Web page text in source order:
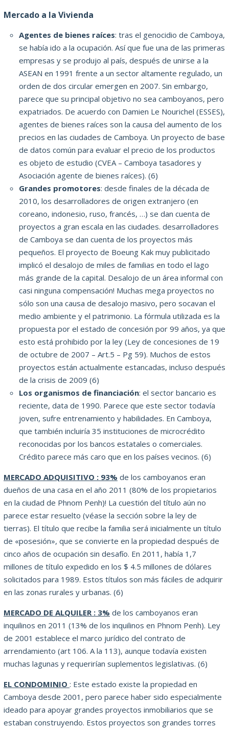
Mercado a la Vivienda
Agentes de bienes raíces: tras el genocidio de Camboya,
se había ido a la ocupación. Así que fue una de las primeras
empresas y se produjo al país, después de unirse a la
ASEAN en 1991 frente a un sector altamente regulado, un
orden de dos circular emergen en 2007. Sin embargo,
parece que su principal objetivo no sea camboyanos, pero
expatriados. De acuerdo con Damien Le Nourichel (ESSES),
agentes de bienes raíces son la causa del aumento de los
precios en las ciudades de Camboya. Un proyecto de base
de datos común para evaluar el precio de los productos
es objeto de estudio (CVEA – Camboya tasadores y
Asociación agente de bienes raíces). (6)
Grandes promotores: desde finales de la década de
2010, los desarrolladores de origen extranjero (en
coreano, indonesio, ruso, francés, …) se dan cuenta de
proyectos a gran escala en las ciudades. desarrolladores
de Camboya se dan cuenta de los proyectos más
pequeños. El proyecto de Boeung Kak muy publicitado
implicó el desalojo de miles de familias en todo el lago
más grande de la capital. Desalojo de un área informal con
casi ninguna compensación! Muchas mega proyectos no
sólo son una causa de desalojo masivo, pero socavan el
medio ambiente y el patrimonio. La fórmula utilizada es la
propuesta por el estado de concesión por 99 años, ya que
esto está prohibido por la ley (Ley de concesiones de 19
de octubre de 2007 – Art.5 – Pg 59). Muchos de estos
proyectos están actualmente estancadas, incluso después
de la crisis de 2009 (6)
Los organismos de financiación: el sector bancario es
reciente, data de 1990. Parece que este sector todavía
joven, sufre entrenamiento y habilidades. En Camboya,
que también incluiría 35 instituciones de microcrédito
reconocidas por los bancos estatales o comerciales.
Crédito parece más caro que en los países vecinos. (6)
MERCADO ADQUISITIVO : 93% de los camboyanos eran
dueños de una casa en el año 2011 (80% de los propietarios
en la ciudad de Phnom Penh)! La cuestión del título aún no
parece estar resuelto (véase la sección sobre la ley de
tierras). El título que recibe la familia será inicialmente un título
de «posesión», que se convierte en la propiedad después de
cinco años de ocupación sin desafío. En 2011, había 1,7
millones de título expedido en los $ 4.5 millones de dólares
solicitados para 1989. Estos títulos son más fáciles de adquirir
en las zonas rurales y urbanas. (6)
MERCADO DE ALQUILER : 3% de los camboyanos eran
inquilinos en 2011 (13% de los inquilinos en Phnom Penh). Ley
de 2001 establece el marco jurídico del contrato de
arrendamiento (art 106. A la 113), aunque todavía existen
muchas lagunas y requerirían suplementos legislativas. (6)
EL CONDOMINIO : Este estado existe la propiedad en
Camboya desde 2001, pero parece haber sido especialmente
ideado para apoyar grandes proyectos inmobiliarios que se
estaban construyendo. Estos proyectos son grandes torres